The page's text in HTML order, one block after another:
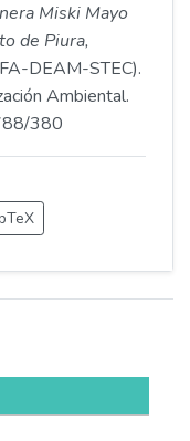
Miski Mayo
de Piura,
DEAM-STEC).
Ambiental.
380